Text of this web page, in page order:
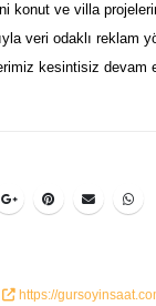
konut ve villa
veri odaklı reklam
kesintisiz devam
https://